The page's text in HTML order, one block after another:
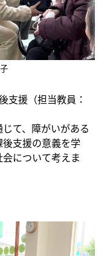
支援（担当教員：
て、障がいがある
支援の意義を学
について考えま